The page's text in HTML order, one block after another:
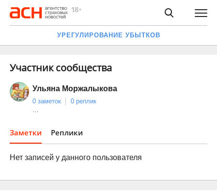
УРЕГУЛИРОВАНИЕ УБЫТКОВ
Участник сообщества
Ульяна Моржалыкова
0 заметок
0 реплик
…
Заметки Реплики
Нет записей у данного пользователя